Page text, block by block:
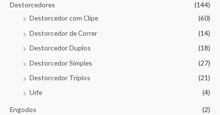
Destorcedores
(144)
Destorcedor com Clipe
(60)
Destorcedor de Correr
(14)
Destorcedor Duplos
(18)
Destorcedor Simples
(27)
Destorcedor Triplos
(21)
Urfe
(4)
Engodos (2)